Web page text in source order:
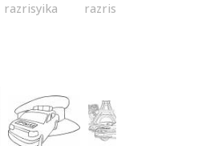
razrisyika razrisyika